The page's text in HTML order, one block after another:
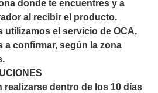
donde te encuentres y a
al recibir el producto.
utilizamos el servicio de OCA,
a confirmar, según la zona
realizarse dentro de los 10 días